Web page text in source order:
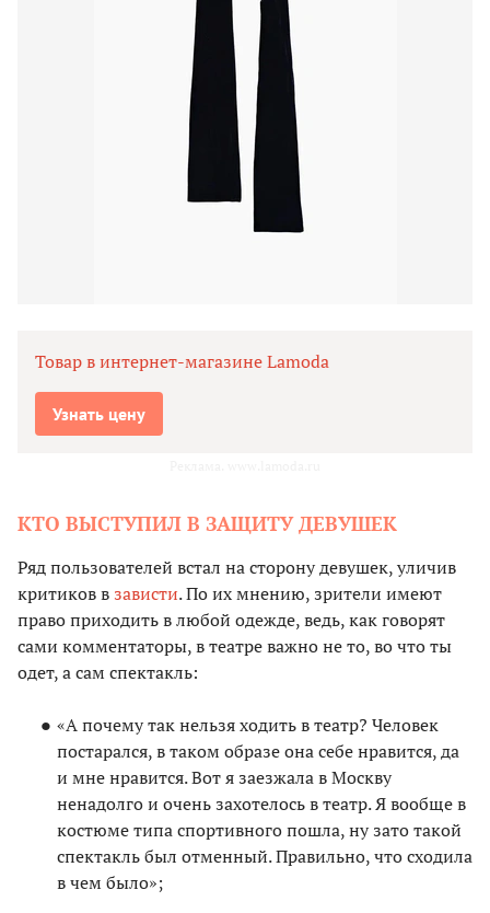
Товар в интернет-магазине Lamoda
Узнать цену
КТО ВЫСТУПИЛ В ЗАЩИТУ ДЕВУШЕК
Ряд пользователей встал на сторону девушек, уличив
критиков взависти. По их мнению, зрители имеют
право приходить в любой одежде, ведь, как говорят
сами комментаторы, в театре важно не то, во что ты
одет, а сам спектакль:
«А почему так нельзя ходить в театр? Человек
постарался, в таком образе она себе нравится, да
и мне нравится. Вот я заезжала в Москву
ненадолго и очень захотелось в театр. Я вообще в
костюме типа спортивного пошла, ну зато такой
спектакль был отменный. Правильно, что сходила
в чем было»;